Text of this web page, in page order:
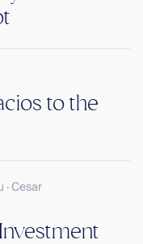
to the
· Cesar